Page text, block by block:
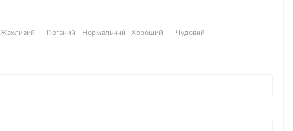
Чудовий
Хороший
Нормальний
Поганий
Жахливий